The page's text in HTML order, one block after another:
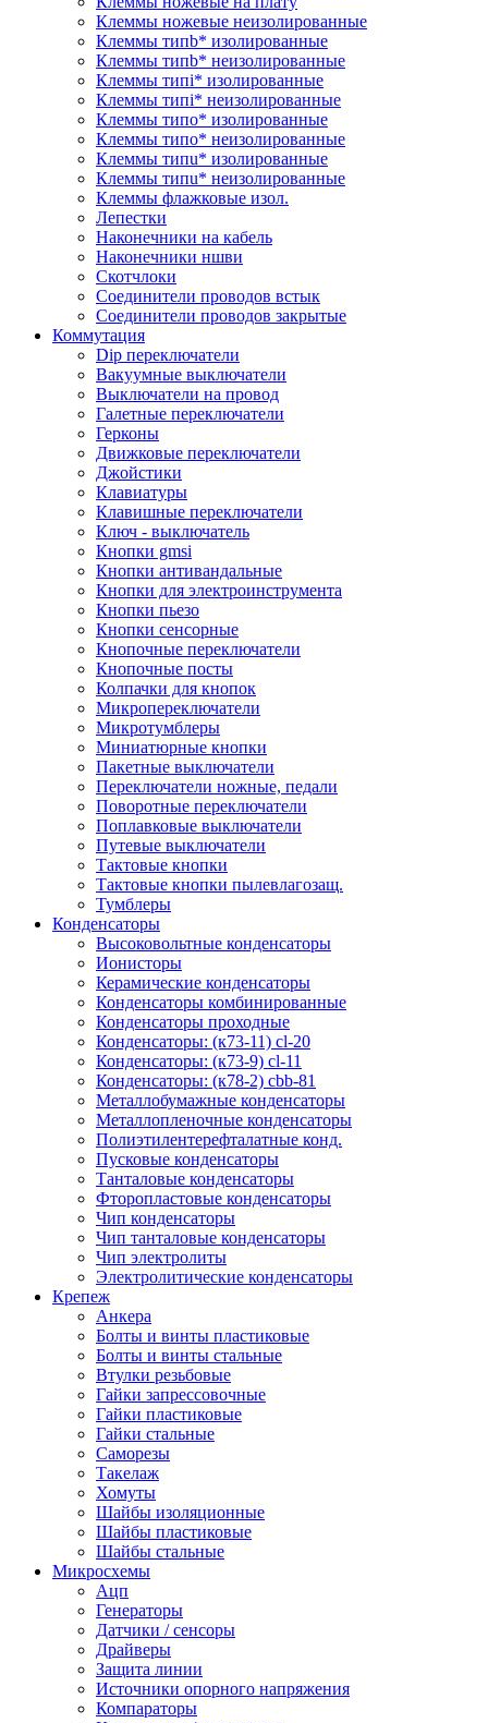
Клеммы ножевые неизолированные
Клеммы типb* изолированные
Клеммы типb* неизолированные
Клеммы типi* изолированные
Клеммы типi* неизолированные
Клеммы типo* изолированные
Клеммы типo* неизолированные
Клеммы типu* изолированные
Клеммы типu* неизолированные
Клеммы флажковые изол.
Лепестки
Наконечники на кабель
Наконечники ншви
Скотчлоки
Соединители проводов встык
Соединители проводов закрытые
Коммутация
Dip переключатели
Вакуумные выключатели
Выключатели на провод
Галетные переключатели
Герконы
Движковые переключатели
Джойстики
Клавиатуры
Клавишные переключатели
Ключ - выключатель
Кнопки gmsi
Кнопки антивандальные
Кнопки для электроинструмента
Кнопки пьезо
Кнопки сенсорные
Кнопочные переключатели
Кнопочные посты
Колпачки для кнопок
Микропереключатели
Микротумблеры
Миниатюрные кнопки
Пакетные выключатели
Переключатели ножные, педали
Поворотные переключатели
Поплавковые выключатели
Путевые выключатели
Тактовые кнопки
Тактовые кнопки пылевлагозащ.
Тумблеры
Конденсаторы
Высоковольтные конденсаторы
Ионисторы
Керамические конденсаторы
Конденсаторы комбинированные
Конденсаторы проходные
Конденсаторы: (к73-11) cl-20
Конденсаторы: (к73-9) cl-11
Конденсаторы: (к78-2) cbb-81
Металлобумажные конденсаторы
Металлопленочные конденсаторы
Полиэтилентерефталатные конд.
Пусковые конденсаторы
Танталовые конденсаторы
Фторопластовые конденсаторы
Чип конденсаторы
Чип танталовые конденсаторы
Чип электролиты
Электролитические конденсаторы
Крепеж
Анкера
Болты и винты пластиковые
Болты и винты стальные
Втулки резьбовые
Гайки запрессовочные
Гайки пластиковые
Гайки стальные
Саморезы
Такелаж
Хомуты
Шайбы изоляционные
Шайбы пластиковые
Шайбы стальные
Микросхемы
Ацп
Генераторы
Датчики / сенсоры
Драйверы
Защита линии
Источники опорного напряжения
Компараторы